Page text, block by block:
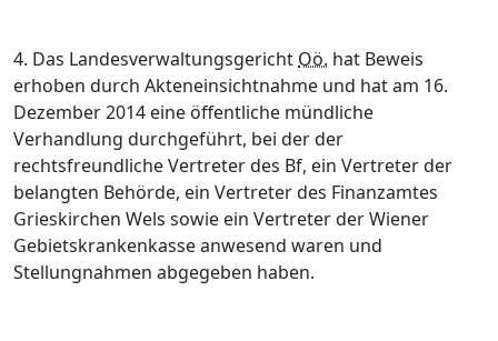
4. Das Landesverwaltungsgericht Oö. hat Beweis
erhoben durch Akteneinsichtnahme und hat am 16.
Dezember 2014 eine öffentliche mündliche
Verhandlung durchgeführt, bei der der
rechtsfreundliche Vertreter des Bf, ein Vertreter der
belangten Behörde, ein Vertreter des Finanzamtes
Grieskirchen Wels sowie ein Vertreter der Wiener
Gebietskrankenkasse anwesend waren und
Stellungnahmen abgegeben haben.